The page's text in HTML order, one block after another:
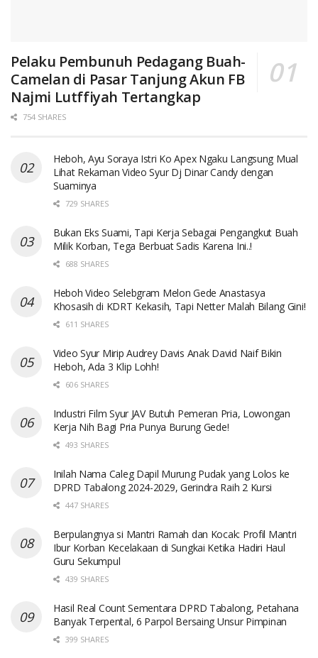
Pelaku Pembunuh Pedagang Buah-
Camelan di Pasar Tanjung Akun FB
Najmi Lutffiyah Tertangkap
754 SHARES
Heboh, Ayu Soraya Istri Ko Apex Ngaku Langsung Mual
Lihat Rekaman Video Syur Dj Dinar Candy dengan
Suaminya
729 SHARES
Bukan Eks Suami, Tapi Kerja Sebagai Pengangkut Buah
Milik Korban, Tega Berbuat Sadis Karena Ini..!
688 SHARES
Heboh Video Selebgram Melon Gede Anastasya
Khosasih di KDRT Kekasih, Tapi Netter Malah Bilang Gini!
611 SHARES
Video Syur Mirip Audrey Davis Anak David Naif Bikin
Heboh, Ada 3 Klip Lohh!
606 SHARES
Industri Film Syur JAV Butuh Pemeran Pria, Lowongan
Kerja Nih Bagi Pria Punya Burung Gede!
493 SHARES
Inilah Nama Caleg Dapil Murung Pudak yang Lolos ke
DPRD Tabalong 2024-2029, Gerindra Raih 2 Kursi
447 SHARES
Berpulangnya si Mantri Ramah dan Kocak: Profil Mantri
Ibur Korban Kecelakaan di Sungkai Ketika Hadiri Haul
Guru Sekumpul
439 SHARES
Hasil Real Count Sementara DPRD Tabalong, Petahana
Banyak Terpental, 6 Parpol Bersaing Unsur Pimpinan
399 SHARES